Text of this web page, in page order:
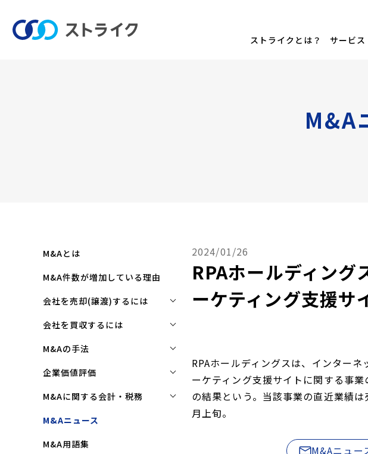
ストライクとは？ サービス
M&A
M&Aとは
M&A件数が増加している理由
会社を売却(譲渡)するには
会社を売却(譲渡)するには
M&Aで売れる会社の条件とは
M&Aで買い手はここを見る
会社を買収するには
会社を買収するには
企業買収を成功させるポイント
買収監査(デューディリジェン
ス)とは
クロージングと引継ぎ
企業買収の流れと手順
M&Aの手法
株式譲渡
第三者割当増資
企業価値評価
企業価値評価(バリュエーショ
企業評価と売買価格の違い
中小企業M&Aにおける企業価値
M&Aに関する会計・税務
株式譲渡にかかる税金(個人・
事業譲渡にかかる税金(個人・
M&Aニュース
M&A用語集
2024/01/26
RPAホールディン
ーケティング支援
RPAホールディングスは、インター
ーケティング支援サイトに関する事
の結果という。当該事業の直近業績
月上旬。
M&Aニュー